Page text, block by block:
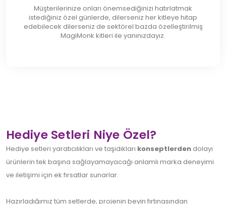
Müşterilerinize onları önemsediğinizi hatırlatmak
istediğiniz özel günlerde, dilerseniz her kitleye hitap
edebilecek dilerseniz de sektörel bazda özelleştirilmiş
MagiMonk kitleri ile yanınızdayız.
Hediye Setleri Niye Özel?
Hediye setleri yaratıcılıkları ve taşıdıkları konseptlerden dolayı
ürünlerin tek başına sağlayamayacağı anlamlı marka deneyimi
ve iletişimi için ek fırsatlar sunarlar.
Hazırladığımız tüm setlerde, projenin beyin fırtınasından